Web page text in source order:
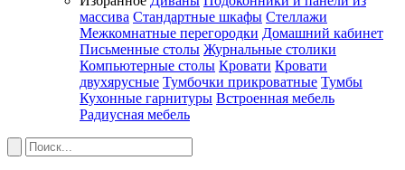
массива Стандартные шкафы Стеллажи
Межкомнатные перегородки Домашний кабинет
Письменные столы Журнальные столики
Компьютерные столы Кровати Кровати
двухярусные Тумбочки прикроватные Тумбы
Кухонные гарнитуры Встроенная мебель
Радиусная мебель